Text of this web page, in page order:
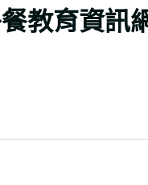
教育資訊